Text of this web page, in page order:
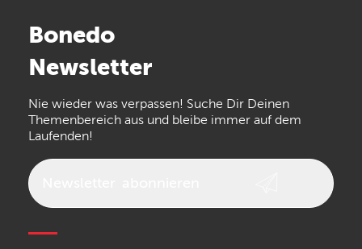
Arturia
the t.bone
Walrus Audio Epiphone
Bonedo
Newsletter
Nie wieder was verpassen! Suche Dir Deinen
Themenbereich aus und bleibe immer auf dem
Laufenden!